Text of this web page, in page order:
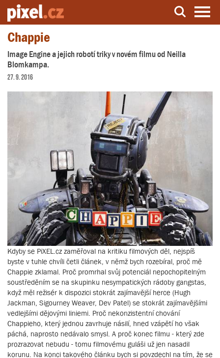
Server o natáčení a zpracování videa
Chappie
Image Engine a jejich robotí triky v novém filmu od Neilla
Blomkampa.
27. 9. 2016
Kdyby se PiXEL.cz zaměřoval na kritiku filmových děl, nejspíš
byste v tuhle chvíli četli článek, v němž bych rozebíral, proč mě
Chappie zklamal. Proč promrhal svůj potenciál nepochopitelným
soustředěním se na skupinku nesympatických rádoby gangstas,
když měl režisér k dispozici stokrát zajímavější herce (Hugh
Jackman, Sigourney Weaver, Dev Patel) se stokrát zajímavějšími
vedlejšími dějovými liniemi. Proč nekonzistentní chování
Chappieho, který jednou zavrhuje násilí, hned vzápětí ho však
páchá, naprosto nedávalo smysl. A proč konec filmu - který zde
prozrazovat nebudu - tomu filmovému guláši už jen nasadil
korunu. Na konci takového článku bych si povzdechl na tím, že se